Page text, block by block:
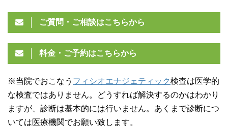
ご質問・ご相談はこちらから
料金・ご予約はこちらから
※当院でおこなう フィシオエナジェティック検査は医学的
な検査ではありません。どうすれば解決するのかはわかり
ますが、診断は基本的には行いません。あくまで診断につ
いては医療機関でお願い致します。